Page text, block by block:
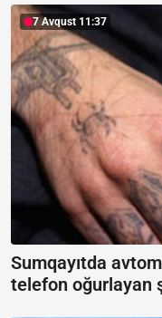
7 Avqust 11:37
Sumqayıtda
telefon oğurlayan